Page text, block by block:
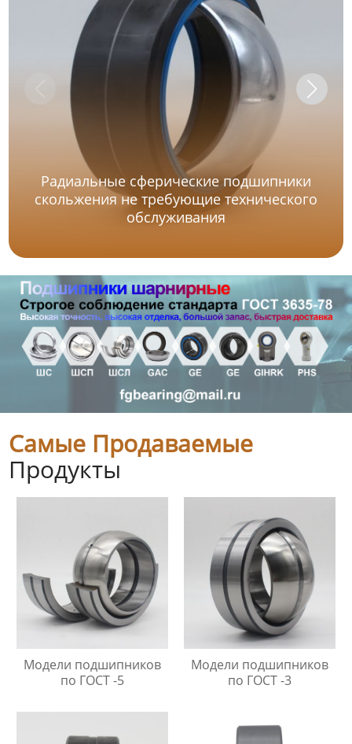
Радиальные сферические подшипники
скольжения не требующие технического
обслуживания
Самые Продаваемые
Продукты
Модели подшипников
по ГОСТ -5
Модели подшипников
по ГОСТ -3